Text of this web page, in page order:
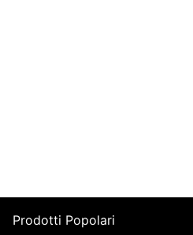
Prodotti Popolari